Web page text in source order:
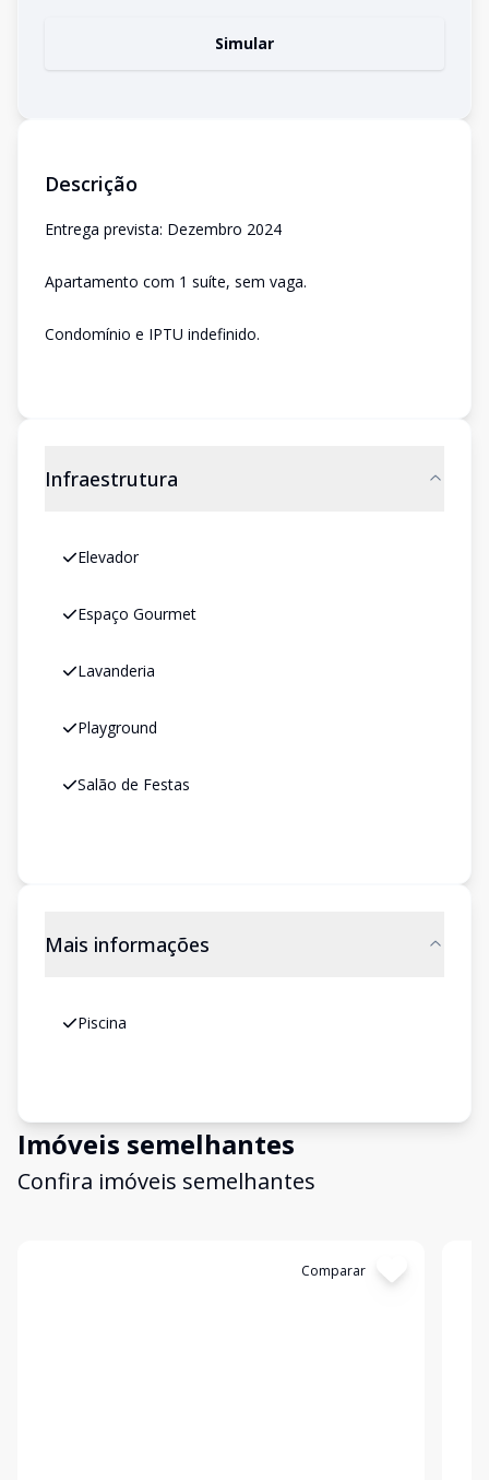
Simular
Descrição
Entrega prevista: Dezembro 2024
Apartamento com 1 suíte, sem vaga.
Condomínio e IPTU indefinido.
Infraestrutura
Elevador
Espaço Gourmet
Lavanderia
Playground
Salão de Festas
Mais informações
Piscina
Imóveis semelhantes
Confira imóveis semelhantes
Comparar